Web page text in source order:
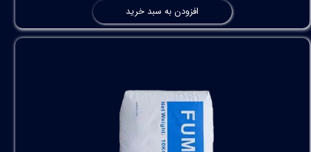
افزودن به سبد خرید